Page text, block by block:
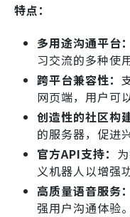
特点：
多用途沟通平台：
习交流的多种使
跨平台兼容性：
网页端，用户可
创造性的社区构建
的服务器，促进
官方API支持：
义机器人以增强
高质量语音服务：
强用户沟通体验。